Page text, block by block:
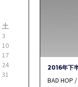
2016年下
BAD HOP
土
3
10
17
24
31